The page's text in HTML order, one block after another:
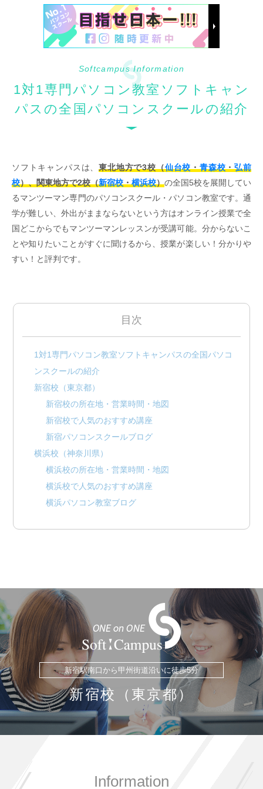
Softcampus Information
1対1専門パソコン教室ソフトキャン
パスの全国パソコンスクールの紹介
ソフトキャンパスは、東北地方で3校（仙台校・青森校・弘前
校）、関東地方で2校（新宿校・横浜校）の全国5校を展開してい
るマンツーマン専門のパソコンスクール・パソコン教室です。通
学が難しい、外出がままならないという方はオンライン授業で全
国どこからでもマンツーマンレッスンが受講可能。分からないこ
とや知りたいことがすぐに聞けるから、授業が楽しい！分かりや
すい！と評判です。
目次
1対1専門パソコン教室ソフトキャンパスの全国パソコ
ンスクールの紹介
新宿校（東京都）
新宿校の所在地・営業時間・地図
新宿校で人気のおすすめ講座
新宿パソコンスクールブログ
横浜校（神奈川県）
横浜校の所在地・営業時間・地図
横浜校で人気のおすすめ講座
横浜パソコン教室ブログ
青森校の所在地・営業時間・地図
青森校で人気のおすすめ講座
青森パソコン教室ブログ
弘前校（青森県）
弘前校の所在地・営業時間・地図
弘前校で人気のおすすめ講座
弘前パソコン教室ブログ
新宿駅南口から甲州街道沿いに徒歩5分
新宿校（東京都）
Information